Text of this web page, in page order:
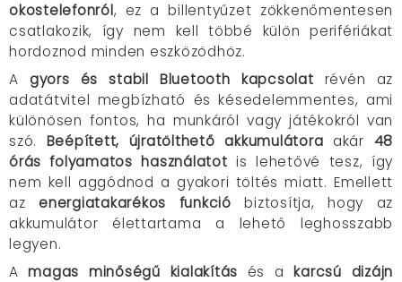
okostelefonról, ez a billentyűzet zökkenőmentesen
csatlakozik, így nem kell többé külön perifériákat
hordoznod minden eszközödhöz.
A gyors és stabil Bluetooth kapcsolat révén az
adatátvitel megbízható és késedelemmentes, ami
különösen fontos, ha munkáról vagy játékokról van
szó. Beépített, újratölthető akkumulátora akár 48
órás folyamatos használatot is lehetővé tesz, így
nem kell aggódnod a gyakori töltés miatt. Emellett
az energiatakarékos funkció biztosítja, hogy az
akkumulátor élettartama a lehető leghosszabb
legyen.
Amagas minőségű kialakítás és a karcsú dizájn